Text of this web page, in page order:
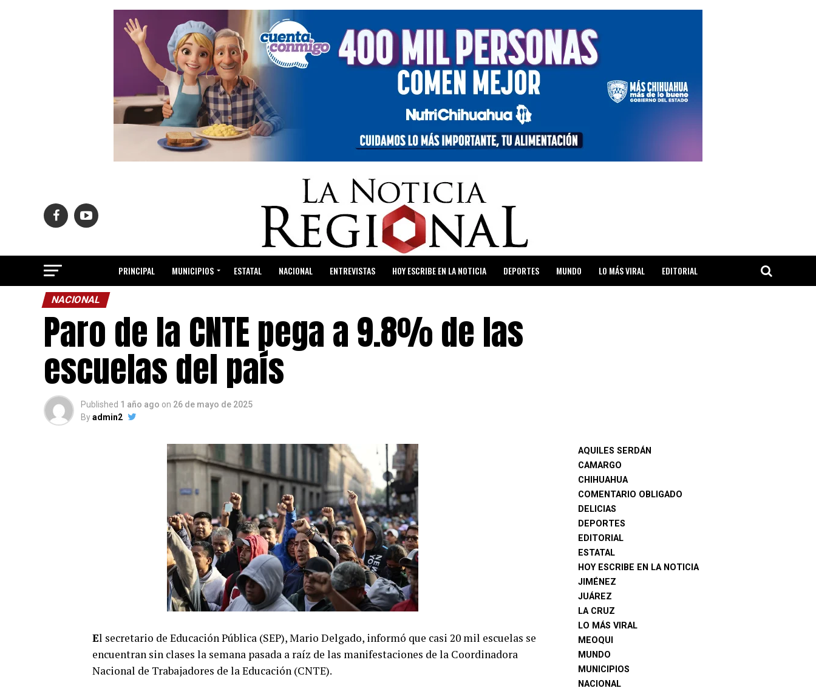
PRINCIPAL MUNICIPIOS ESTATAL NACIONAL ENTREVISTAS HOY ESCRIBE EN LA NOTICIA DEPORTES MUNDO LO MÁS VIRAL EDITORIAL
NACIONAL
Paro de la CNTE pega a 9.8% de las
escuelas del país
Published 1 año ago on 26 de mayo de 2025
Byadmin2
El secretario de Educación Pública (SEP), Mario Delgado, informó que casi 20 mil escuelas se
encuentran sin clases la semana pasada a raíz de las manifestaciones de la Coordinadora
Nacional de Trabajadores de la Educación (CNTE).
AQUILES SERDÁN
CAMARGO
CHIHUAHUA
COMENTARIO OBLIGADO
DELICIAS
DEPORTES
EDITORIAL
ESTATAL
HOY ESCRIBE EN LA NOTICIA
JIMÉNEZ
JUÁREZ
LA CRUZ
LO MÁS VIRAL
MEOQUI
MUNDO
MUNICIPIOS
NACIONAL